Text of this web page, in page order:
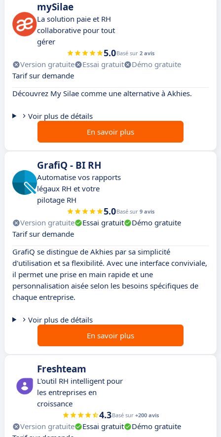
mySilae
La solution paie et RH
collaborative pour tout
gérer
5.0Basé sur 2 avis
Version gratuite Essai gratuit
Démo gratuite
Tarif sur demande
Découvrez My Silae comme une alternative à Akhies.
Voir plus de détails
En savoir plus
GrafiQ - BI RH
Automatise vos rapports
légaux RH et votre
pilotage RH
5.0Basé sur 9 avis
Version gratuite Essai gratuit
Démo gratuite
Tarif sur demande
GrafiQ se distingue de Akhies par sa simplicité
d'utilisation et sa flexibilité. Avec une interface conviviale,
il permet une prise en main rapide et une
personnalisation aisée selon les besoins spécifiques de
chaque entreprise.
Voir plus de détails
En savoir plus
Freshteam
L'outil RH intelligent pour
les entreprises en
croissance
4.3Basé sur +200 avis
Version gratuite Essai gratuit
Démo gratuite